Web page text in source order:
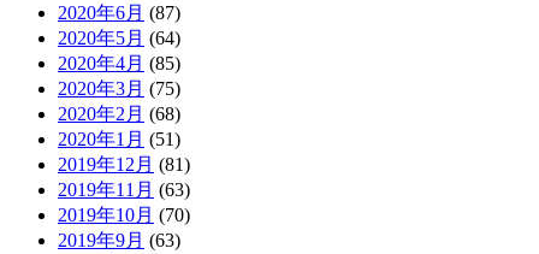
2020年6月 (87)
2020年5月 (64)
2020年4月 (85)
2020年3月 (75)
2020年2月 (68)
2020年1月 (51)
2019年12月 (81)
2019年11月 (63)
2019年10月 (70)
2019年9月 (63)